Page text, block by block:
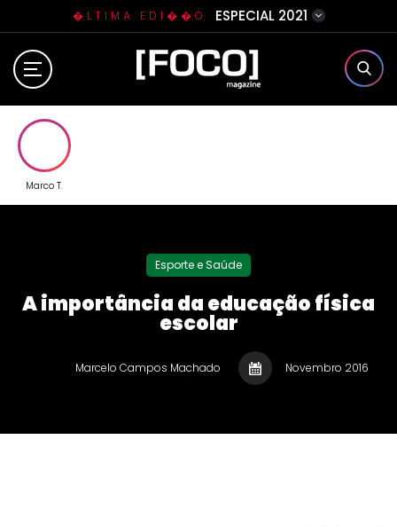
�LTIMA EDI��O ESPECIAL 2021
Home
Contato
Marco T.
Esporte e Saúde
A importância da educação física
escolar
Marcelo Campos Machado Novembro 2016